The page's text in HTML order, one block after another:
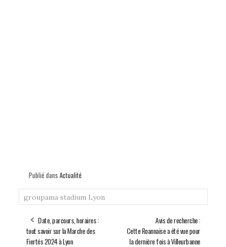
Publié dans Actualité
groupama stadium Lyon
Date, parcours, horaires :
tout savoir sur la Marche des
Fiertés 2024 à Lyon
Avis de recherche :
Cette Roannaise a été vue pour
la dernière fois à Villeurbanne